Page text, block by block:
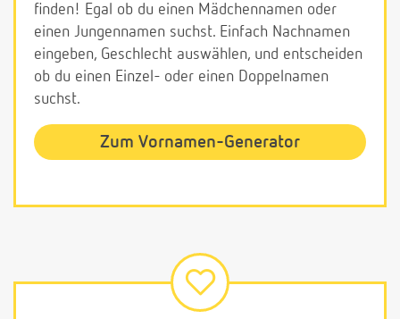
finden! Egal ob du einen Mädchennamen oder
einen Jungennamen suchst. Einfach Nachnamen
eingeben, Geschlecht auswählen, und entscheiden
ob du einen Einzel- oder einen Doppelnamen
suchst.
Zum Vornamen-Generator